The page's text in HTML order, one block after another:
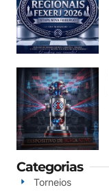
Categorias
Torneios